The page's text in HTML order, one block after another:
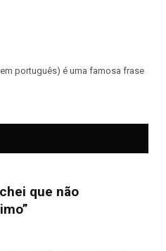
português) é uma famosa frase
que não